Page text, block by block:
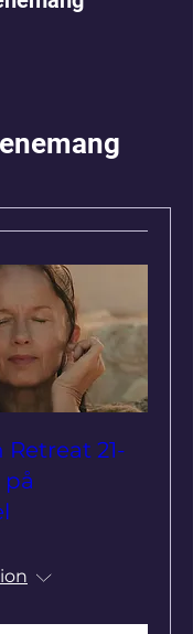
21-
på